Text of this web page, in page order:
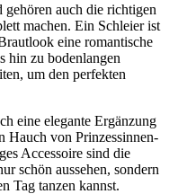
gehören auch die richtigen
machen. Ein Schleier ist
eine romantische
hin zu bodenlangen
um den perfekten
eine elegante Ergänzung
Hauch von Prinzessinnen-
Accessoire sind die
schön aussehen, sondern
Tag tanzen kannst.